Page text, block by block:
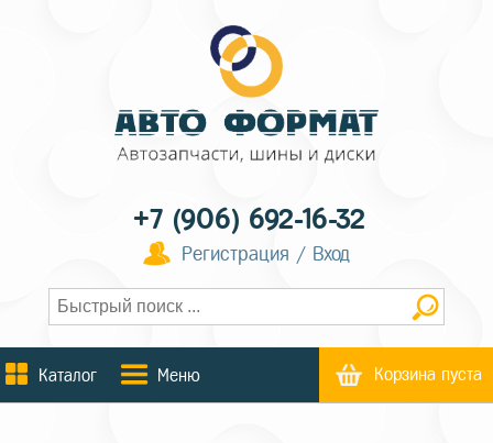
+7 (906) 692-16-32
Регистрация / Вход
Каталог Меню Корзина пуста